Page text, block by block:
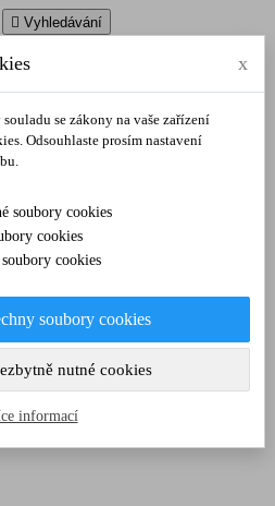
 Vyhledávání
103
 Vyhledávání
103
x
se zákony na vaše zařízení
Odsouhlaste prosím nastavení
soubory cookies
cookies
cookies
soubory cookies
nutné cookies
informací